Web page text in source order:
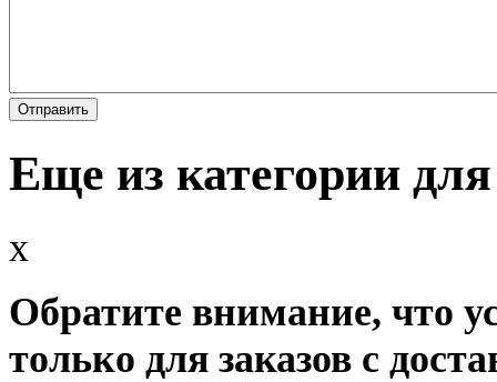
Еще из категории
x
Обратите внимание, что
только для заказов с